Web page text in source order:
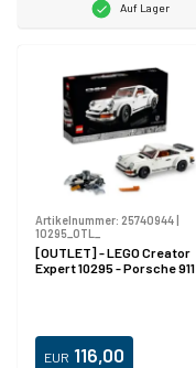
Auf Lager
Artikelnummer: 25740944|
10295_OTL_
[OUTLET] - LEGO Creator
Expert 10295 - Porsche 911
EUR 116,00